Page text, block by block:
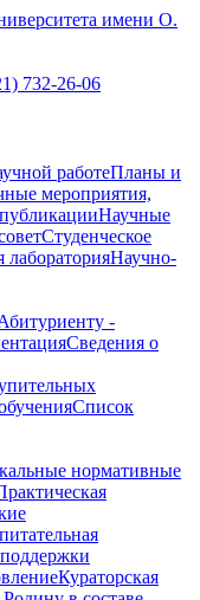
имени О.
732-26-06
работеПланы и
мероприятия,
Научные
Студенческое
лабораторияНаучно-
-
Сведения о
Cписок
нормативные
Кураторская